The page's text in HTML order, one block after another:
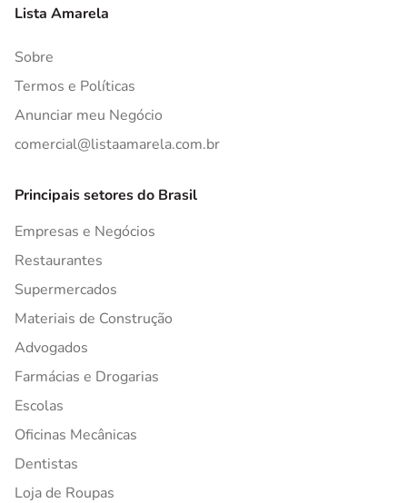
Lista Amarela
Sobre
Termos e Políticas
Anunciar meu Negócio
comercial@listaamarela.com.br
Principais setores do Brasil
Empresas e Negócios
Restaurantes
Supermercados
Materiais de Construção
Advogados
Farmácias e Drogarias
Escolas
Oficinas Mecânicas
Dentistas
Loja de Roupas